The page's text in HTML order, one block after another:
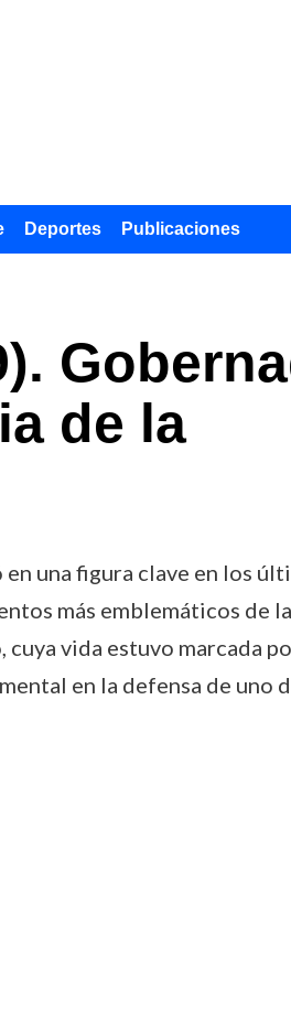
Deportes Publicaciones
de la
una figura clave en los
más emblemáticos de la
vida estuvo marcada
en la defensa de uno